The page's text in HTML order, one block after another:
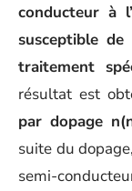
conducteur à
susceptible
traitement
résultat est
par dopage
suite du
semi-